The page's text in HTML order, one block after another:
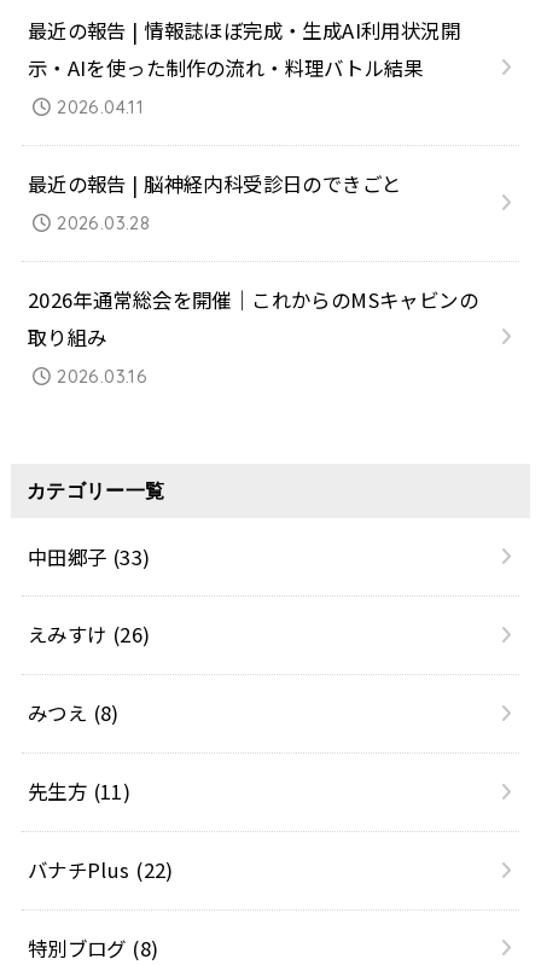
最近の報告 | 情報誌ほぼ完成・生成AI利用状況開
示・AIを使った制作の流れ・料理バトル結果
2026.04.11
最近の報告 | 脳神経内科受診日のできごと
2026.03.28
2026年通常総会を開催｜これからのMSキャビンの
取り組み
2026.03.16
カテゴリー一覧
中田郷子 (33)
えみすけ (26)
みつえ (8)
先生方 (11)
バナチPlus (22)
特別ブログ (8)